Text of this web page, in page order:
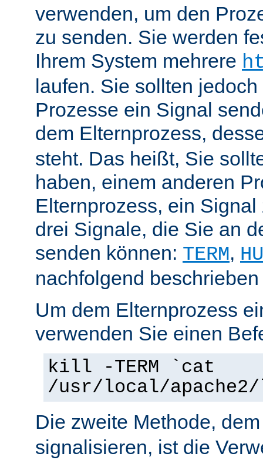
verwenden, um den
zu senden. Sie werden
Ihrem System mehrere
laufen. Sie sollten
Prozesse ein Signal
dem Elternprozess,
steht. Das heißt, Sie
haben, einem anderen
Elternprozess, ein
drei Signale, die Sie an
senden können: TERM,
nachfolgend
Um dem Elternprozess
verwenden Sie einen
kill -TERM `cat
/usr/local/
Die zweite Methode,
signalisieren, ist die